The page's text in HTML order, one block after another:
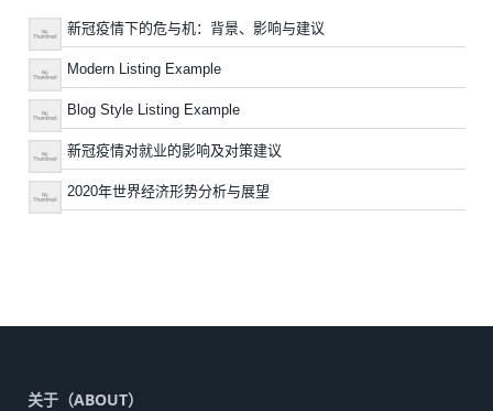
新冠疫情下的危与机：背景、影响与建议
Modern Listing Example
Blog Style Listing Example
新冠疫情对就业的影响及对策建议
2020年世界经济形势分析与展望
关于（ABOUT）